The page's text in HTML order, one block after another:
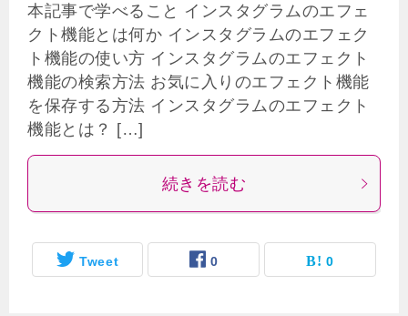
本記事で学べること インスタグラムのエフェ
クト機能とは何か インスタグラムのエフェク
ト機能の使い方 インスタグラムのエフェクト
機能の検索方法 お気に入りのエフェクト機能
を保存する方法 インスタグラムのエフェクト
機能とは？ […]
続きを読む
Tweet 0 0